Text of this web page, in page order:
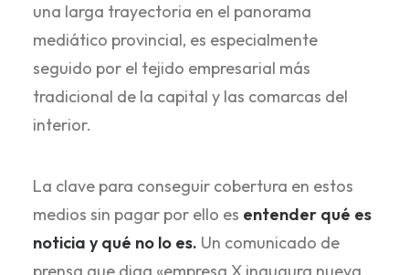
una larga trayectoria en el panorama
mediático provincial, es especialmente
seguido por el tejido empresarial más
tradicional de la capital y las comarcas del
interior.
La clave para conseguir cobertura en estos
medios sin pagar por ello es entender qué es
noticia y qué no lo es. Un comunicado de